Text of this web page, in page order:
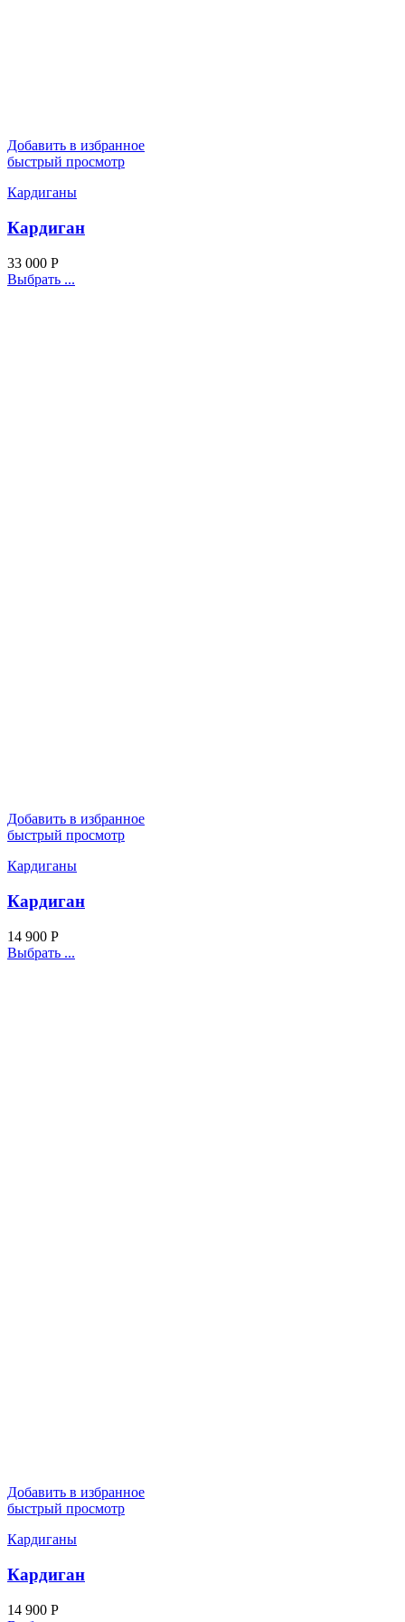
Добавить в избранное
быстрый просмотр
Кардиганы
Кардиган
33 000 Р
Выбрать ...
Добавить в избранное
быстрый просмотр
Кардиганы
Кардиган
14 900 Р
Выбрать ...
Добавить в избранное
быстрый просмотр
Кардиганы
Кардиган
14 900 Р